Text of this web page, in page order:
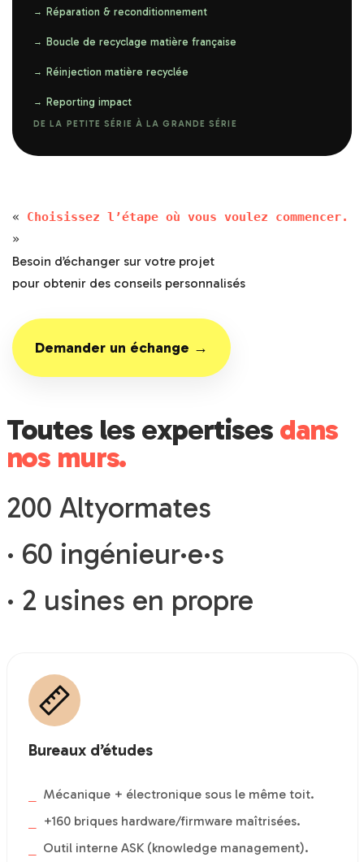
Réparation & reconditionnement
Boucle de recyclage matière française
Réinjection matière recyclée
Reporting impact
DE LA PETITE SÉRIE À LA GRANDE SÉRIE
« Choisissez l’étape où vous voulez commencer.
»
Besoin d’échanger sur votre projet
pour obtenir des conseils personnalisés
Demander un échange →
Toutes les expertises dans
nos murs.
200 Altyormates
· 60 ingénieur·e·s
· 2 usines en propre
Bureaux d’études
Mécanique + électronique sous le même toit.
+160 briques hardware/firmware maîtrisées.
Outil interne ASK (knowledge management).